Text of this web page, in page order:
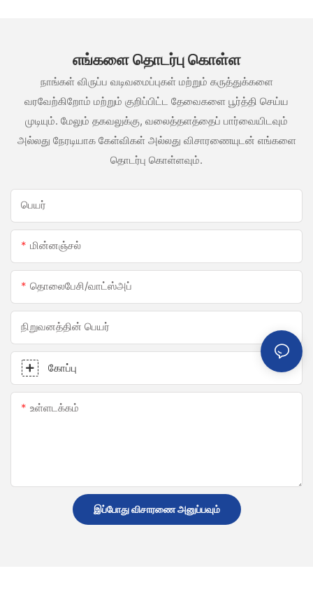
எங்களை தொடர்பு கொள்ள
நாங்கள் விருப்ப வடிவமைப்புகள் மற்றும் கருத்துக்களை
வரவேற்கிறோம் மற்றும் குறிப்பிட்ட தேவைகளை பூர்த்தி செய்ய
முடியும். மேலும் தகவலுக்கு, வலைத்தளத்தைப் பார்வையிடவும்
அல்லது நேரடியாக கேள்விகள் அல்லது விசாரணையுடன் எங்களை
தொடர்பு கொள்ளவும்.
பெயர்
மின்னஞ்சல்
தொலைபேசி/வாட்ஸ்அப்
நிறுவனத்தின் பெயர்
கோப்பு
உள்ளடக்கம்
இப்போது விசாரணை அனுப்பவும்